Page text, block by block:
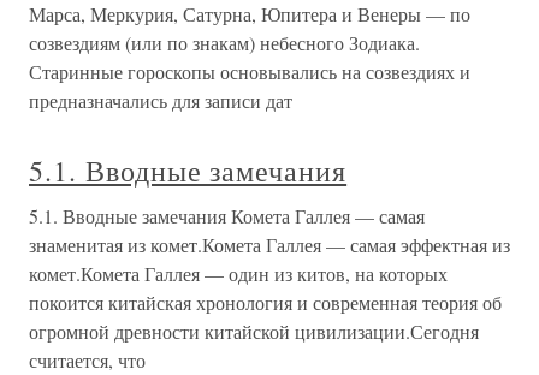
Марса, Меркурия, Сатурна, Юпитера и Венеры — по
созвездиям (или по знакам) небесного Зодиака.
Старинные гороскопы основывались на созвездиях и
предназначались для записи дат
5.1. Вводные замечания
5.1. Вводные замечания Комета Галлея — самая
знаменитая из комет.Комета Галлея — самая эффектная из
комет.Комета Галлея — один из китов, на которых
покоится китайская хронология и современная теория об
огромной древности китайской цивилизации.Сегодня
считается, что